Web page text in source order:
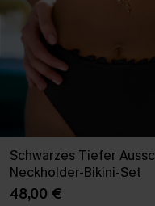
Schwarzes Tiefer
Neckholder-Bikini-Set
48,00 €